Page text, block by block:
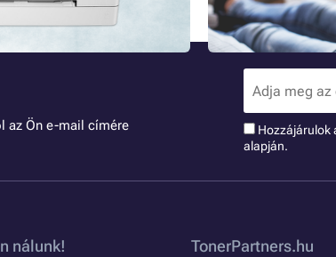
paramétereket is.
találkozhat a
leggyakoribbakat.
az Ön e-mail címére Hozzájárulok
alapján.
nálunk! TonerPartners.hu